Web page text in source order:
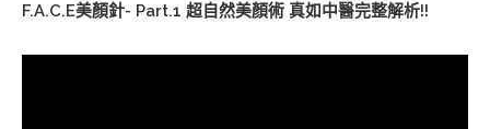
F.A.C.E美顏針- Part.1 超自然美顏術 真如中醫完整解析!!